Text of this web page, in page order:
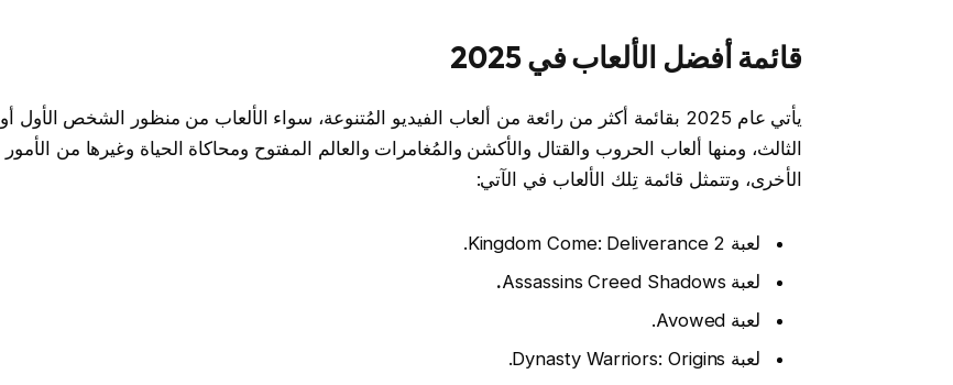
قائمة أفضل الألعاب في 2025
يأتي عام 2025 بقائمة أكثر من رائعة من ألعاب الفيديو المُتنوعة، سواء الألعاب من منظور الشخص الأول أو
الثالث، ومنها ألعاب الحروب والقتال والأكشن والمُغامرات والعالم المفتوح ومحاكاة الحياة وغيرها من الأمور
الأخرى، وتتمثل قائمة تِلك الألعاب في الآتي:
لعبة Kingdom Come: Deliverance 2.
لعبة Assassins Creed Shadows
.
لعبة Avowed.
لعبة Dynasty Warriors: Origins.